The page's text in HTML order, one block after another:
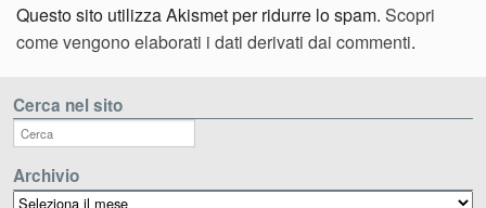
Questo sito utilizza Akismet per ridurre lo spam. Scopri
come vengono elaborati i dati derivati dai commenti.
Cerca nel sito
Archivio
Archivio